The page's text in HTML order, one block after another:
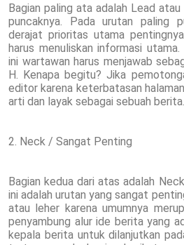
Bagian paling ata adalah Lead
puncaknya. Pada urutan paling
derajat prioritas utama
harus menuliskan informasi
ini wartawan harus menjawab
H. Kenapa begitu? Jika
editor karena keterbatasan
arti dan layak sebagai sebuah berita.
2. Neck / Sangat Penting
Bagian kedua dari atas adalah
ini adalah urutan yang sangat
atau leher karena umumnya
penyambung alur ide berita yang
kepala berita untuk dilanjutkan